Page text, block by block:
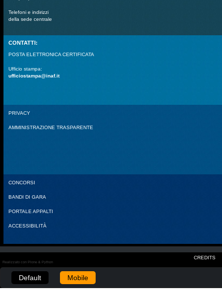
Telefoni e indirizzi
della sede centrale
CONTATTI:
POSTA ELETTRONICA CERTIFICATA
Ufficio stampa:
ufficiostampa@inaf.it
PRIVACY
AMMINISTRAZIONE TRASPARENTE
CONCORSI
BANDI DI GARA
PORTALE APPALTI
ACCESSIBILITÀ
CREDITS
Realizzato con Plone & Python
Default Mobile